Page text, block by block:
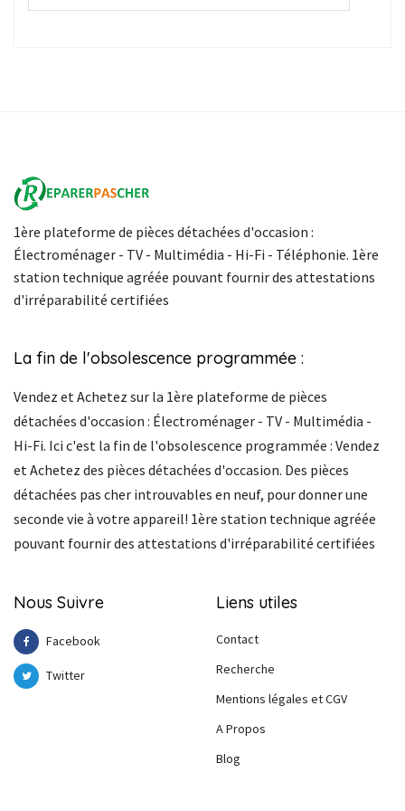
1ère plateforme de pièces détachées d'occasion :
Électroménager - TV - Multimédia - Hi-Fi - Téléphonie. 1ère
station technique agréée pouvant fournir des attestations
d'irréparabilité certifiées
La fin de l'obsolescence programmée :
Vendez et Achetez sur la 1ère plateforme de pièces
détachées d'occasion : Électroménager - TV - Multimédia -
Hi-Fi. Ici c'est la fin de l'obsolescence programmée : Vendez
et Achetez des pièces détachées d'occasion. Des pièces
détachées pas cher introuvables en neuf, pour donner une
seconde vie à votre appareil! 1ère station technique agréée
pouvant fournir des attestations d'irréparabilité certifiées
Nous Suivre
Facebook
Twitter
Liens utiles
Contact
Recherche
Mentions légales et CGV
A Propos
Blog